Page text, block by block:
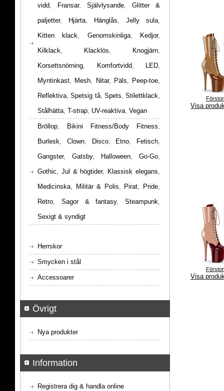
Visa
Visa
vidd, Fransar, Självlysande, Glitter &
paljetter, Hjärta, Hänglås, Jelly sula,
Kitten klack, Genomskinliga, Kedjor,
Kilklack, Klacklös, Knogjärn,
Korsettsnörning, Komfortvidd, LED,
Myntinkast, Mesh, Nitar, Päls, Peep-toe,
Reflektiva,Spetsig tå, Spets, Stilettklack,
Stålhätta, T-strap, UV-reaktiva, Vegan
Bröllop, Bikini Fitness/Body Fitness,
Burlesk, Clown, Disco, Etno, Fetisch,
Gangster, Gatsby, Halloween, Go-Go,
Gothic, Jul & högtider, Klassisk elegans,
Medicinska, Militär & Polis, Pirat, Pride,
Retro, Sagor & fantasy, Steampunk,
Sexigt & syndigt
Herrskor
Smycken i stål
Accessoarer
Övrigt
Nya produkter
Information
Registrera dig & handla online